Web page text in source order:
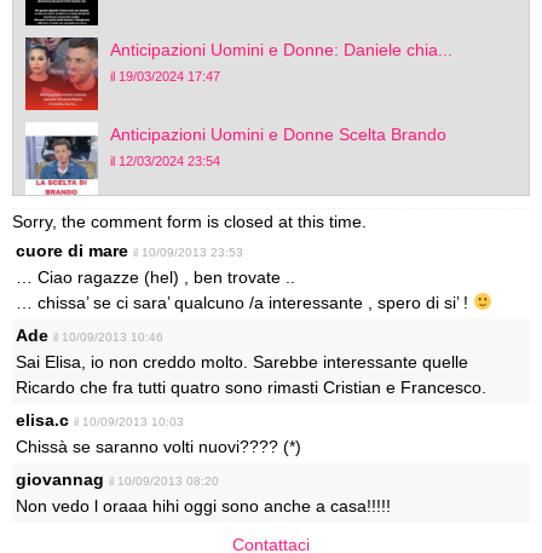
Anticipazioni Uomini e Donne: Daniele chia...
il 19/03/2024 17:47
Anticipazioni Uomini e Donne Scelta Brando
il 12/03/2024 23:54
Sorry, the comment form is closed at this time.
cuore di mare il 10/09/2013 23:53
… Ciao ragazze (hel) , ben trovate ..
… chissa’ se ci sara’ qualcuno /a interessante , spero di si’ !
Ade il 10/09/2013 10:46
Sai Elisa, io non creddo molto. Sarebbe interessante quelle
Ricardo che fra tutti quatro sono rimasti Cristian e Francesco.
elisa.c il 10/09/2013 10:03
Chissà se saranno volti nuovi???? (*)
giovannag il 10/09/2013 08:20
Non vedo l oraaa hihi oggi sono anche a casa!!!!!
Contattaci